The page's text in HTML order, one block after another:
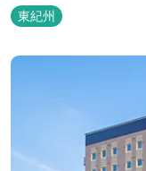
東紀州